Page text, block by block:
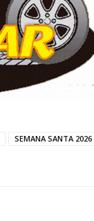
SEMANA SANTA 2026